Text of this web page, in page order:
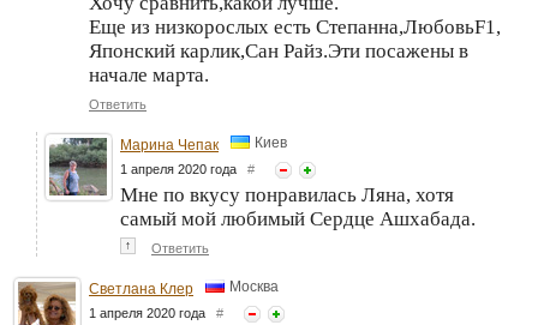
Еще из низкорослых есть Степанна,ЛюбовьF1,
Японский карлик,Сан Райз.Эти посажены в
начале марта.
Ответить
Марина Чепак Киев
1 апреля 2020 года #
Мне по вкусу понравилась Ляна, хотя
самый мой любимый Сердце Ашхабада.
↑ Ответить
Светлана Клер Москва
1 апреля 2020 года #